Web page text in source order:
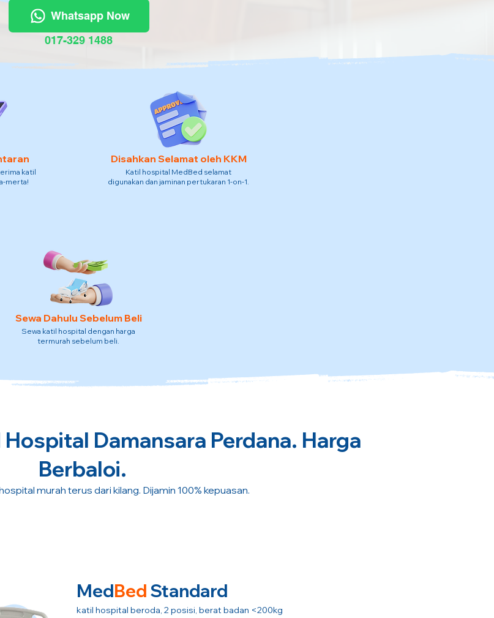
Whatsapp Now
017-329 1488
katil
merta!
Disahkan Selamat oleh KKM
Katil hospital MedBed selamat
digunakan dan jaminan pertukaran 1-on-1.
Sewa Dahulu Sebelum Beli
Sewa katil hospital dengan harga
termurah sebelum beli.
Damansara Perdana. Harga
Berbaloi.
murah terus dari kilang. Dijamin 100% kepuasan.
MedBed Standard
katil hospital beroda, 2 posisi, berat badan <200kg